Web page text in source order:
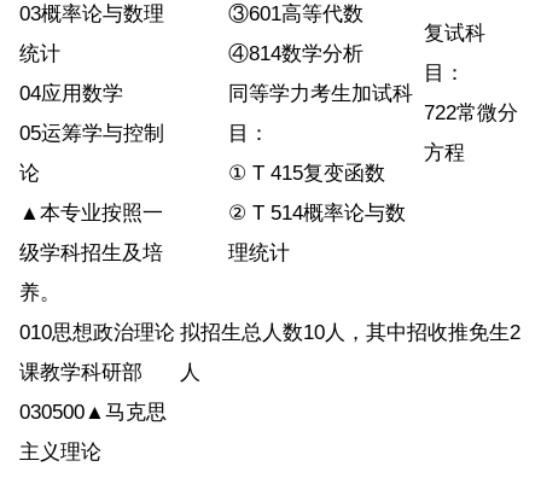
03概率论与数理
统计
04应用数学
05运筹学与控制
论
▲本专业按照一
级学科招生及培
养。
③601高等代数
④814数学分析
同等学力考生加试科
目：
① T 415复变函数
② T 514概率论与数
理统计
复试科
目：
722常微分
方程
010思想政治理论
课教学科研部
拟招生总人数10人，其中招收推免生2
人
030500▲马克思
主义理论